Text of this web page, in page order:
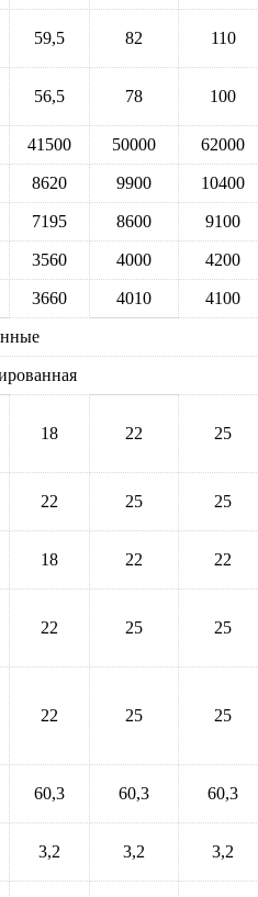
59,5 82 110
56,5 78 100
41500 50000 62000
8620 9900 10400
7195 8600 9100
3560 4000 4200
3660 4010 4100
18 22 25
22 25 25
18 22 22
22 25 25
22 25 25
60,3 60,3 60,3
3,2 3,2 3,2